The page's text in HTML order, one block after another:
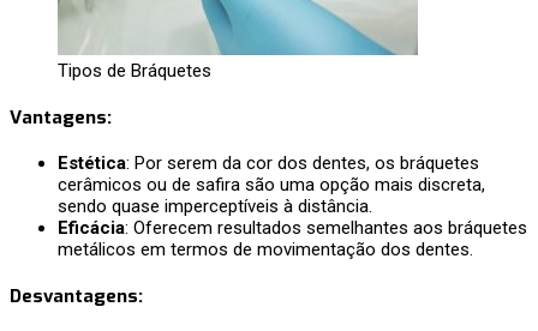
Tipos de Bráquetes
Vantagens:
Estética: Por serem da cor dos dentes, os bráquetes
cerâmicos ou de safira são uma opção mais discreta,
sendo quase imperceptíveis à distância.
Eficácia: Oferecem resultados semelhantes aos bráquetes
metálicos em termos de movimentação dos dentes.
Desvantagens: